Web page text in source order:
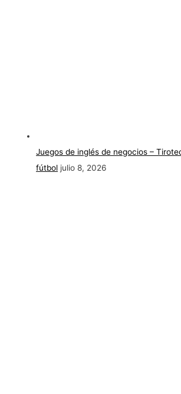
Juegos de inglés de negocios –
fútbol julio 8, 2026